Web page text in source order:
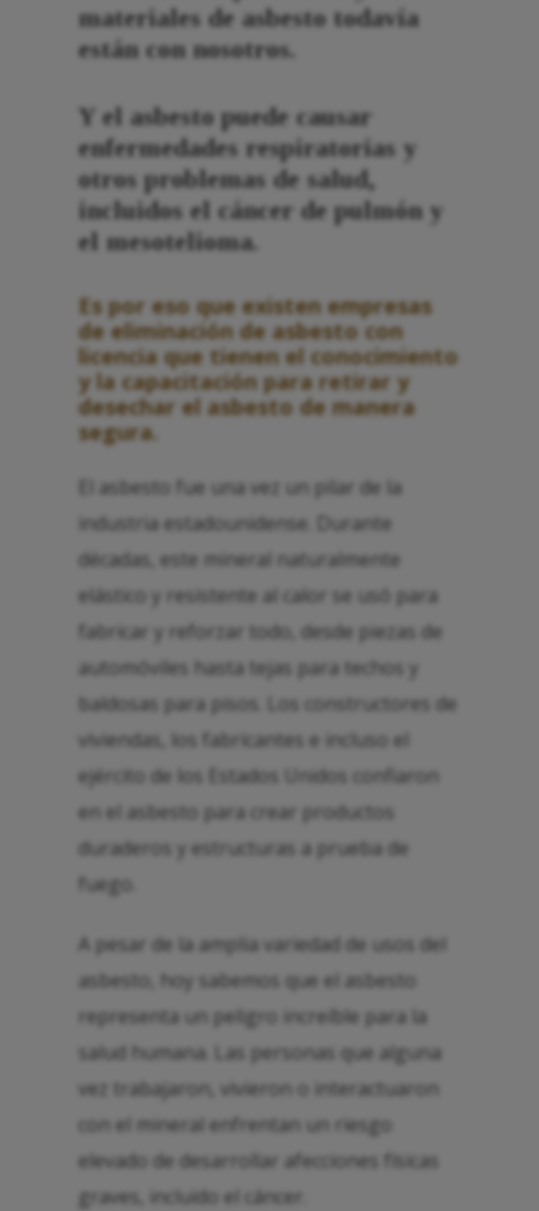
materiales de asbesto todavía
están con nosotros.
Y el asbesto puede causar
enfermedades respiratorias y
otros problemas de salud,
incluidos el cáncer de pulmón y
el mesotelioma.
Es por eso que existen empresas
de eliminación de asbesto con
licencia que tienen el conocimiento
y la capacitación para retirar y
desechar el asbesto de manera
segura.
El asbesto fue una vez un pilar de la
industria estadounidense. Durante
décadas, este mineral naturalmente
elástico y resistente al calor se usó para
fabricar y reforzar todo, desde piezas de
automóviles hasta tejas para techos y
baldosas para pisos. Los constructores de
viviendas, los fabricantes e incluso el
ejército de los Estados Unidos confiaron
en el asbesto para crear productos
duraderos y estructuras a prueba de
fuego.
A pesar de la amplia variedad de usos del
asbesto, hoy sabemos que el asbesto
representa un peligro increíble para la
salud humana. Las personas que alguna
vez trabajaron, vivieron o interactuaron
con el mineral enfrentan un riesgo
elevado de desarrollar afecciones físicas
graves, incluido el cáncer.